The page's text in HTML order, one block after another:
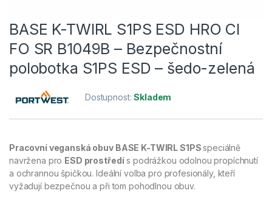
BASE K-TWIRL S1PS ESD HRO CI
FO SR B1049B – Bezpečnostní
polobotka S1PS ESD – šedo-zelená
Dostupnost:Skladem
Pracovní veganská obuv BASE K-TWIRL S1PSspeciálně
navržena pro ESD prostředís podrážkou odolnou propíchnutí
a ochrannou špičkou. Ideální volba pro profesionály, kteří
vyžadují bezpečnou a při tom pohodlnou obuv.